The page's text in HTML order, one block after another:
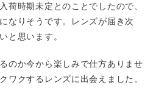
荷時期未定とのことでしたので、
なりそうです。レンズが届き次
と思います。
のか今から楽しみで仕方ありませ
ワクするレンズに出会えました。